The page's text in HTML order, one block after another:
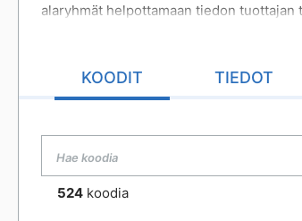
alaryhmät helpottamaan tiedon
KOODIT TIEDOT
524 koodia